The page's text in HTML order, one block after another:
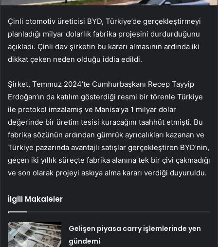
Çinli otomotiv üreticisi BYD, Türkiye’de gerçekleştirmeyi
planladığı milyar dolarlık fabrika projesini durdurduğunu
açıkladı. Çinli dev şirketin bu kararı almasının ardında iki
dikkat çeken neden olduğu iddia edildi.
Şirket, Temmuz 2024’te Cumhurbaşkanı Recep Tayyip
Erdoğan’ın da katılım gösterdiği resmi bir törenle Türkiye
ile protokol imzalamış ve Manisa’ya 1 milyar dolar
değerinde bir üretim tesisi kuracağını taahhüt etmişti. Bu
fabrika sözünün ardından gümrük ayrıcalıkları kazanan ve
Türkiye pazarında avantajlı satışlar gerçekleştiren BYD’nin,
geçen iki yıllık süreçte fabrika alanına tek bir çivi çakmadığı
ve son olarak projeyi askıya alma kararı verdiği duyuruldu.
İlgili Makaleler
Gelişen piyasa carry işlemlerinde yen
gündemi